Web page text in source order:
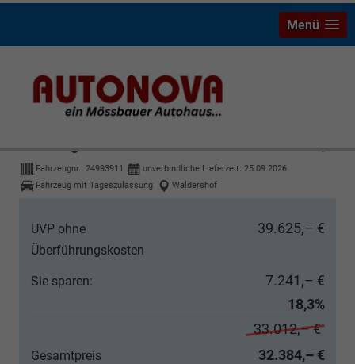
Menü
Fahrzeugnr.: 24993911 unverbindliche Lieferzeit: 25.09.2026
Fahrzeug mit Tageszulassung
Waldershof
UVP ohne
Überführungskosten
39.625,– €
Sie sparen:
7.241,– €
18,3%
33.012,– €
Gesamtpreis 32.384,– €